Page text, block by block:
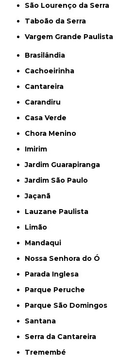
São Lourenço da Serra
Taboão da Serra
Vargem Grande Paulista
Brasilândia
Cachoeirinha
Cantareira
Carandiru
Casa Verde
Chora Menino
Imirim
Jardim Guarapiranga
Jardim São Paulo
Jaçanã
Lauzane Paulista
Limão
Mandaqui
Nossa Senhora do Ó
Parada Inglesa
Parque Peruche
Parque São Domingos
Santana
Serra da Cantareira
Tremembé